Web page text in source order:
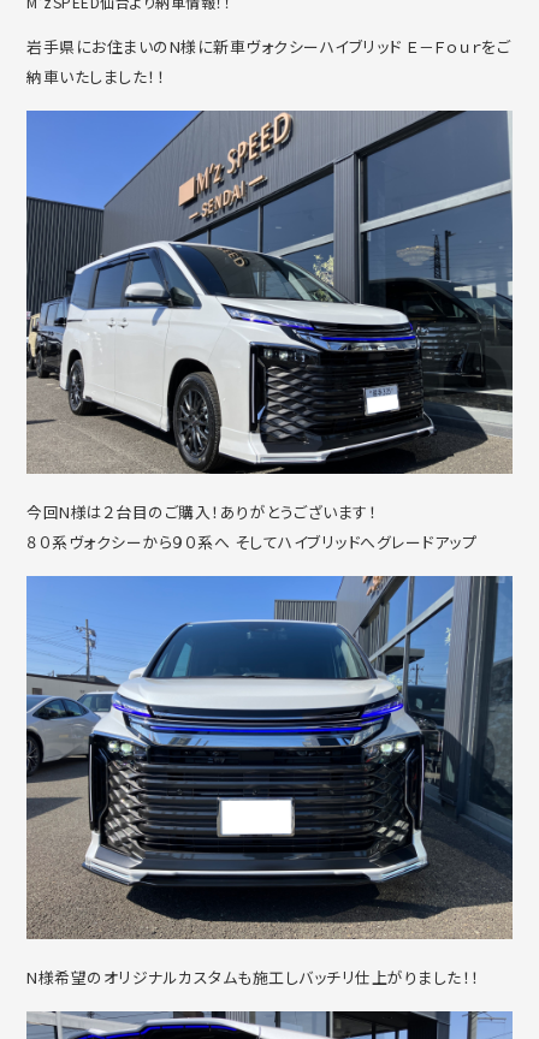
岩手県にお住まいのN様に新車ヴォクシーハイブリッド Ｅ－Ｆｏｕｒをご
納車いたしました！！
今回N様は２台目のご購入！ありがとうございます！
８０系ヴォクシーから９０系へ そしてハイブリッドへグレードアップ
N様希望のオリジナルカスタムも施工しバッチリ仕上がりました！！